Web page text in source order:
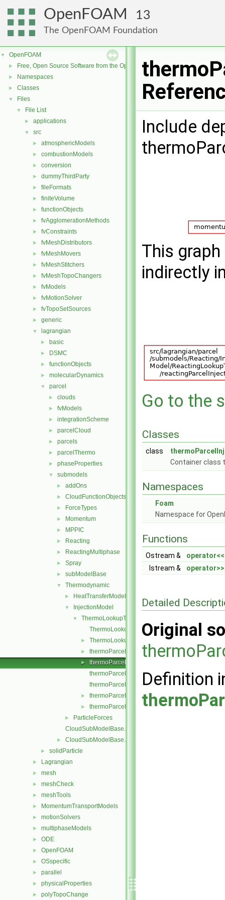
OpenFOAM 13
The OpenFOAM Foundation
▼ OpenFOAM
► Free, Open Source Software from the OpenFOAM Foundation
► Namespaces
► Classes
▼ Files
▼ File List
► applications
▼ src
► atmosphericModels
► combustionModels
► conversion
► dummyThirdParty
► fileFormats
► finiteVolume
► functionObjects
► fvAgglomerationMethods
► fvConstraints
► fvMeshDistributors
► fvMeshMovers
► fvMeshStitchers
► fvMeshTopoChangers
► fvModels
► fvMotionSolver
► fvTopoSetSources
► generic
▼ lagrangian
► basic
► DSMC
► functionObjects
► molecularDynamics
▼ parcel
► clouds
► fvModels
► integrationScheme
► parcelCloud
► parcels
► parcelThermo
► phaseProperties
▼ submodels
► addOns
► CloudFunctionObjects
► ForceTypes
► Momentum
► MPPIC
► Reacting
► ReactingMultiphase
► Spray
► subModelBase
▼ Thermodynamic
► HeatTransferModel
▼ InjectionModel
▼
ThermoLookupTableInjection
ThermoLookupTableInjection.C
► ThermoLookupTableInjection.H
► thermoParcelInjectionData.C
►
thermoParcelInjectionData.H
thermoParcelInjectionDataI.H
thermoParcelInjectionDataIO.C
► thermoParcelInjectionDataIOList.C
► thermoParcelInjectionDataIOList.H
►
ParticleForces
CloudSubModelBase.C
► CloudSubModelBase.H
► solidParticle
► Lagrangian
► mesh
► meshCheck
► meshTools
► MomentumTransportModels
► motionSolvers
► multiphaseModels
► ODE
► OpenFOAM
► OSspecific
► parallel
► physicalProperties
► polyTopoChange
Include
This
indirectly
Go to the
Classes
class
Container class
Namespaces
Foam
Namespace for
Functions
Ostream & operator<<
Istream &
operator>>
Detailed
Original
Definition